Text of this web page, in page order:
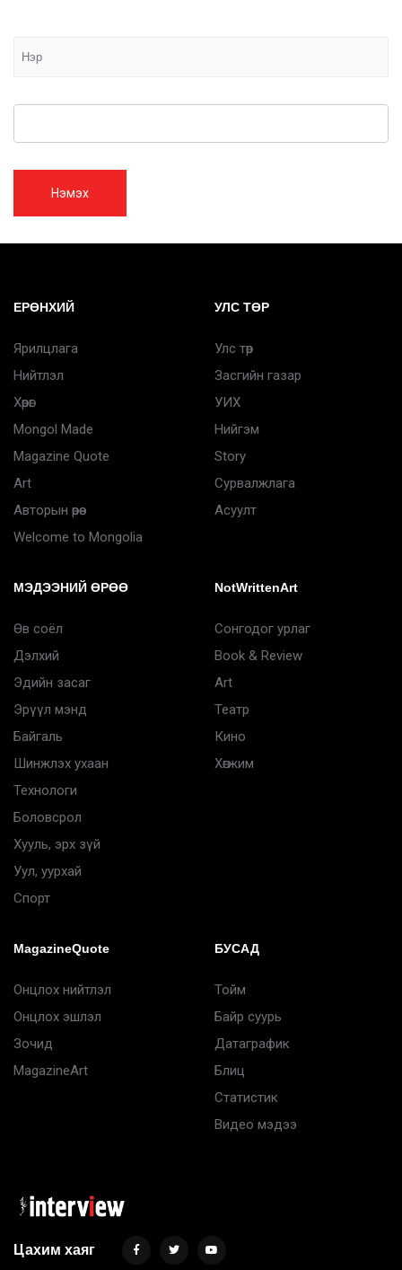
Нэмэх
ЕРӨНХИЙ
Ярилцлага
Нийтлэл
Хөрөг
Mongol Made
Magazine Quote
Art
Авторын өрөө
Welcome to Mongolia
УЛС ТӨР
Улс төр
Засгийн газар
УИХ
Нийгэм
Story
Сурвалжлага
Асуулт
МЭДЭЭНИЙ ӨРӨӨ
Өв соёл
Дэлхий
Эдийн засаг
Эрүүл мэнд
Байгаль
Шинжлэх ухаан
Технологи
Боловсрол
Хууль, эрх зүй
Уул, уурхай
Спорт
NotWrittenArt
Сонгодог урлаг
Book & Review
Art
Театр
Кино
Хөгжим
MagazineQuote
Онцлох нийтлэл
Онцлох эшлэл
Зочид
MagazineArt
БУСАД
Тойм
Байр суурь
Датаграфик
Блиц
Статистик
Видео мэдээ
Цахим хаяг